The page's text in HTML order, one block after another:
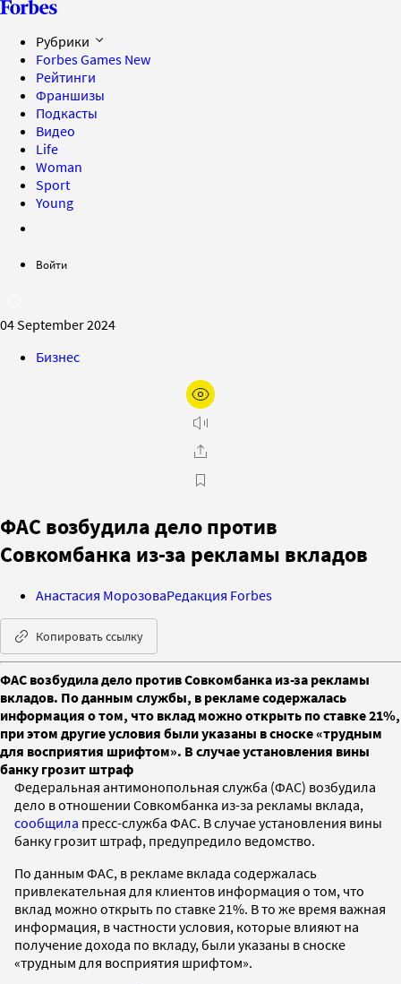
Рубрики
Forbes Games New
Рейтинги
Франшизы
Подкасты
Видео
Life
Woman
Sport
Young
Войти
04 September 2024
Бизнес
ФАС возбудила дело против
Совкомбанка из-за рекламы вкладов
Анастасия МорозоваРедакция Forbes
Копировать ссылку
ФАС возбудила дело против Совкомбанка из-за рекламы
вкладов. По данным службы, в рекламе содержалась
информация о том, что вклад можно открыть по ставке 21%,
при этом другие условия были указаны в сноске «трудным
для восприятия шрифтом». В случае установления вины
банку грозит штраф
Федеральная антимонопольная служба (ФАС) возбудила
дело в отношении Совкомбанка из-за рекламы вклада,
сообщила пресс-служба ФАС. В случае установления вины
банку грозит штраф, предупредило ведомство.
По данным ФАС, в рекламе вклада содержалась
привлекательная для клиентов информация о том, что
вклад можно открыть по ставке 21%. В то же время важная
информация, в частности условия, которые влияют на
получение дохода по вкладу, были указаны в сноске
«трудным для восприятия шрифтом».